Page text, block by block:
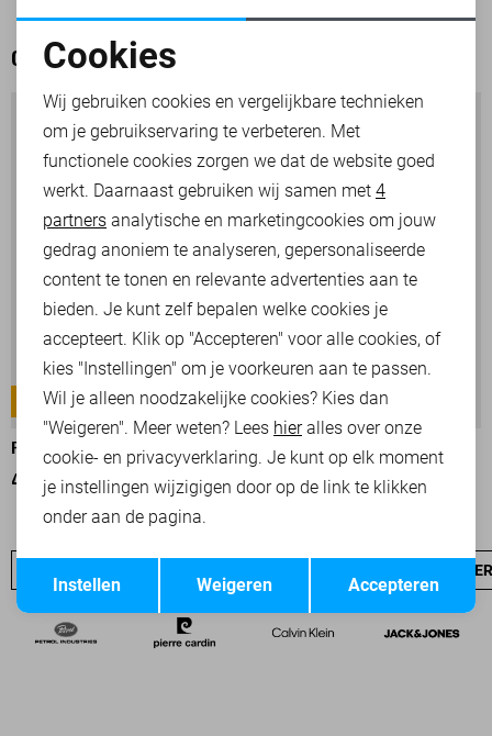
OOK HET BEKIJKEN WAARD
AMERICAN CLASSIC -25%
PME LEGEND POLO
45,00 59,99
PME LEGEND POLO
59,99
PME LEGEND
Noodzakelijke cookies
Personalisatie cookies
Analytische cookies
Marketing cookies
Opslaan
Cookies
Wij gebruiken cookies en vergelijkbare technieken
om je gebruikservaring te verbeteren. Met
functionele cookies zorgen we dat de website goed
werkt. Daarnaast gebruiken wij samen met 4
partners analytische en marketingcookies om jouw
gedrag anoniem te analyseren, gepersonaliseerde
content te tonen en relevante advertenties aan te
bieden. Je kunt zelf bepalen welke cookies je
accepteert. Klik op "Accepteren" voor alle cookies, of
kies "Instellingen" om je voorkeuren aan te passen.
Wil je alleen noodzakelijke cookies? Kies dan
"Weigeren". Meer weten? Lees hieralles over onze
cookie- en privacyverklaring. Je kunt op elk moment
je instellingen wijzigigen door op de link te klikken
onder aan de pagina.
Accepteren
Weigeren
Instellen